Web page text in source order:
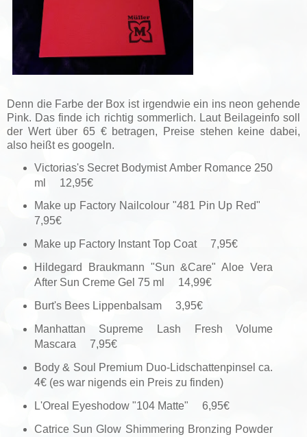
Denn die Farbe der Box ist irgendwie ein ins neon gehende
Pink. Das finde ich richtig sommerlich. Laut Beilageinfo soll
der Wert über 65 € betragen, Preise stehen keine dabei,
also heißt es googeln.
Victorias's Secret Bodymist Amber Romance 250
ml 12,95€
Make up Factory Nailcolour "481 Pin Up Red"
7,95€
Make up Factory Instant Top Coat 7,95€
Hildegard Braukmann "Sun &Care" Aloe Vera
After Sun Creme Gel 75 ml 14,99€
Burt's Bees Lippenbalsam 3,95€
Manhattan Supreme Lash Fresh Volume
Mascara 7,95€
Body & Soul Premium Duo-Lidschattenpinsel ca.
4€ (es war nigends ein Preis zu finden)
L'Oreal Eyeshodow "104 Matte" 6,95€
Catrice Sun Glow Shimmering Bronzing Powder